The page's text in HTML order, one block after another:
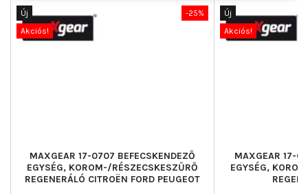
-25%
Új
Akciós!
MAXGEAR 17-0707 BEFECSKENDEZŐ
EGYSÉG, KOROM-/RÉSZECSKESZŰRŐ
REGENERÁLÓ CITROËN FORD PEUGEOT
Új
Akciós!
MAXGEAR 17-
EGYSÉG,